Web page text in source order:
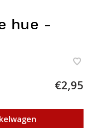
hue -
€2,95